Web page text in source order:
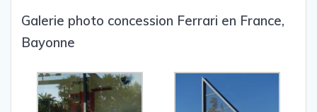
Galerie photo concession Ferrari en France,
Bayonne